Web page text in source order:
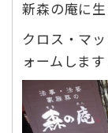
新森の庵に
クロス・マ
ォームします